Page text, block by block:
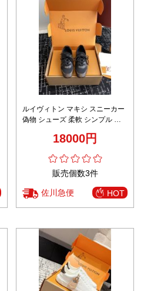
ルイヴィトン マキシ スニーカー
偽物 シューズ 柔軟 シンプル 上
18000円
販売個数3件
佐川急便 HOT